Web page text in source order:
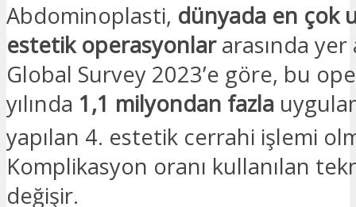
Abdominoplasti, dünyada en çok
estetik operasyonlararasında yer
Global Survey 2023’e göre, bu
yılında 1,1 milyondan fazla
yapılan 4. estetik cerrahi işlemi
Komplikasyon oranı kullanılan
değişir.